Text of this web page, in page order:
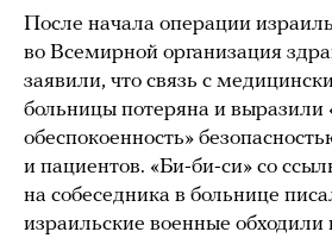
После начала операции
во Всемирной организация
заявили, что связь с
больницы потеряна и
обеспокоенность»
и пациентов. «Би-би-си» со
на собеседника в больнице
израильские военные обходили